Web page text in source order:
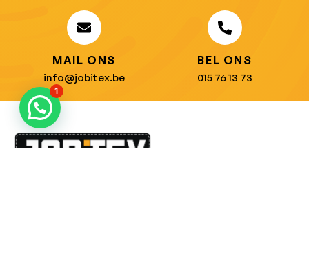
MAIL ONS
info@jobitex.be
BEL ONS
015 76 13 73
1